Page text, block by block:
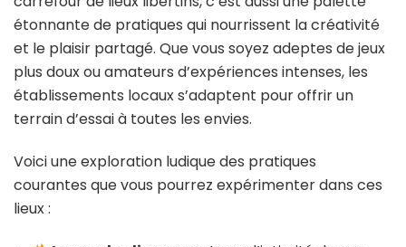
étonnante de pratiques qui nourrissent la créativité
et le plaisir partagé. Que vous soyez adeptes de jeux
plus doux ou amateurs d’expériences intenses, les
établissements locaux s’adaptent pour offrir un
terrain d’essai à toutes les envies.
Voici une exploration ludique des pratiques
courantes que vous pourrez expérimenter dans ces
lieux :